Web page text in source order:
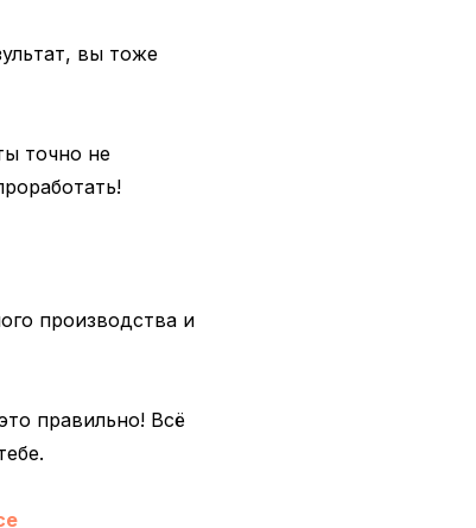
вы тоже
точно не
производства и
правильно! Всё